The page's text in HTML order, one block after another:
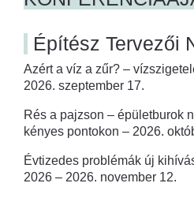
Építész Tervezői
Azért a víz a zűr? –
2026. szeptember 17.
Rés a pajzson – épületburok
kényes pontokon – 2026.
Évtizedes problémák új
2026 – 2026. november 12.